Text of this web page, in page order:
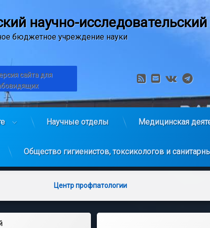
научно-
бюджетное учреждение науки
сайта для
RSSE-mail
VK
Научные отделы Медицинская
Общество гигиенистов, токсикологов и
Центр профпатологии